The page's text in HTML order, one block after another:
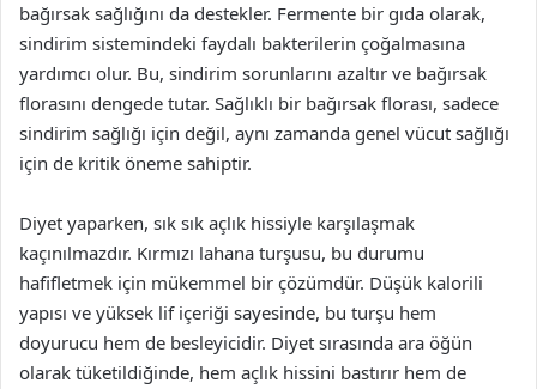
bağırsak sağlığını da destekler. Fermente bir gıda olarak,
sindirim sistemindeki faydalı bakterilerin çoğalmasına
yardımcı olur. Bu, sindirim sorunlarını azaltır ve bağırsak
florasını dengede tutar. Sağlıklı bir bağırsak florası, sadece
sindirim sağlığı için değil, aynı zamanda genel vücut sağlığı
için de kritik öneme sahiptir.
Diyet yaparken, sık sık açlık hissiyle karşılaşmak
kaçınılmazdır. Kırmızı lahana turşusu, bu durumu
hafifletmek için mükemmel bir çözümdür. Düşük kalorili
yapısı ve yüksek lif içeriği sayesinde, bu turşu hem
doyurucu hem de besleyicidir. Diyet sırasında ara öğün
olarak tüketildiğinde, hem açlık hissini bastırır hem de